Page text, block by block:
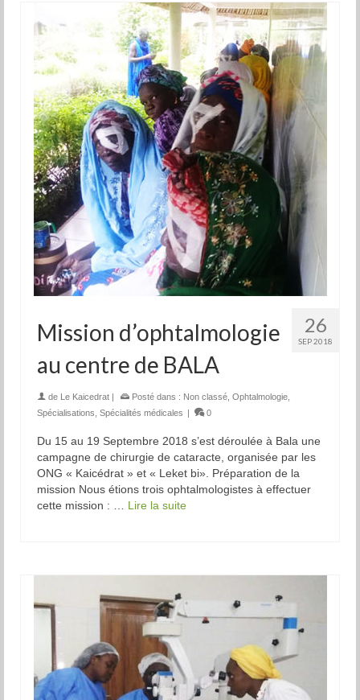
26
SEP 2018
Mission d’ophtalmologie
au centre de BALA
de Le Kaicedrat | Posté dans : Non classé Ophtalmologie
Spécialisations Spécialités médicales | 0
Du 15 au 19 Septembre 2018 s’est déroulée à Bala une
campagne de chirurgie de cataracte, organisée par les
ONG « Kaicédrat » et « Leket bi». Préparation de la
mission Nous étions trois ophtalmologistes à effectuer
cette mission : … Lire la suite